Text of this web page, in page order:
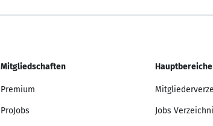
Mitgliedschaften
Premium
ProJobs
Hauptbereiche
Jobs